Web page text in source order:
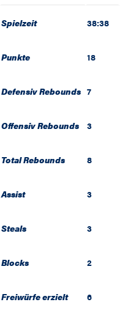
Spielzeit 38:38
Punkte 18
Defensiv Rebounds 7
Offensiv Rebounds 3
Total Rebounds 8
Assist 3
Steals 3
Blocks 2
Freiwürfe erzielt 6